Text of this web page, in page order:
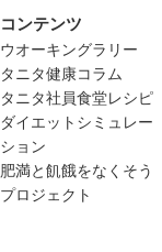
コンテンツ
ウオーキングラリー
タニタ健康コラム
タニタ社員食堂レシピ
ダイエットシミュレー
ション
肥満と飢餓をなくそう
プロジェクト